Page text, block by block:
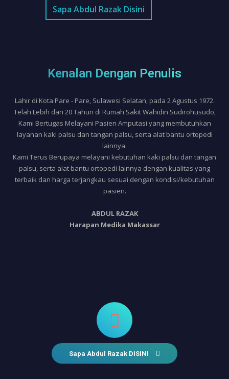
Sapa Abdul Razak Disini
Kenalan Dengan Penulis
Lahir di Kota Pare - Pare, Sulawesi Selatan, pada 2 Agustus 1972.
Telah Lebih dari 20 Tahun di Rumah Sakit Wahidin Sudirohusudo,
Kami Bertugas Melayani Pasien Amputasi yang membutuhkan
layanan kaki palsu dan tangan palsu, serta alat bantu ortopedi
lainnya.
Kami Terus Berupaya melayani kebutuhan kaki palsu dan tangan
palsu, serta alat bantu ortopedi lainnya dengan kualitas yang
terbaik dan harga terjangkau sesuai dengan kondisi/kebutuhan
pasien.
ABDUL RAZAK
Harapan Medika Makassar
Sapa Abdul Razak DISINI